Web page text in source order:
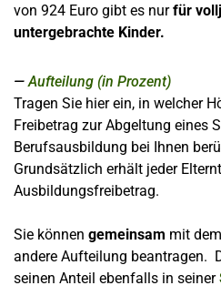
von 924 Euro gibt es nurfür
untergebrachte Kinder.
Aufteilung (in Prozent)
Tragen Sie hier ein, in welcher
Freibetrag zur Abgeltung eines
Berufsausbildung bei Ihnen
Grundsätzlich erhält jeder
Ausbildungsfreibetrag.
Sie können gemeinsam mit
andere Aufteilung beantragen.
seinen Anteil ebenfalls in seiner